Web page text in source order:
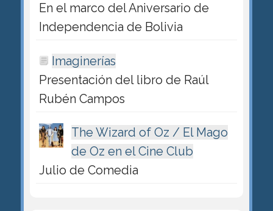
En el marco del Aniversario de
Independencia de Bolivia
Imaginerías
Presentación del libro de Raúl
Rubén Campos
The Wizard of Oz / El Mago
de Oz en el Cine Club
Julio de Comedia